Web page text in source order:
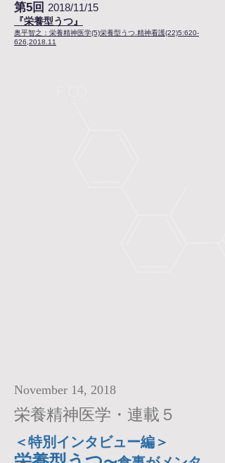
第5回 2018/11/15
『栄養型うつ』
奥平智之：栄養精神医学(5)栄養型うつ.精神看護(22)5:620-
626,2018.11
November 14, 2018
栄養精神医学・連載５
＜特別インタビュー編＞